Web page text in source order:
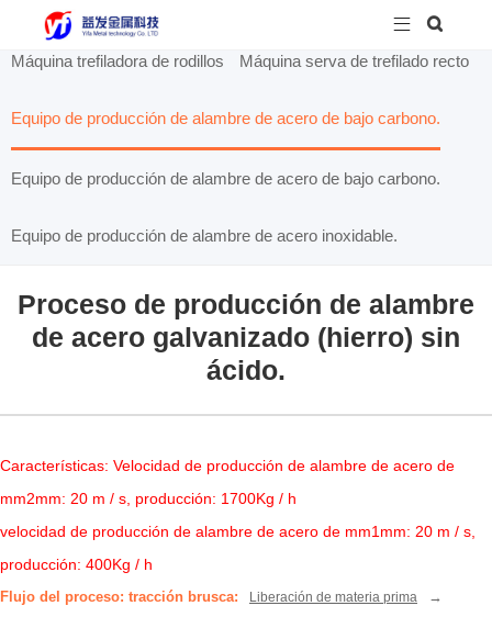
 
Máquina trefiladora de rodillos Máquina serva de trefilado recto
Equipo de producción de alambre de acero de bajo carbono.
Equipo de producción de alambre de acero de bajo carbono.
Equipo de producción de alambre de acero inoxidable.
Proceso de producción de alambre
de acero galvanizado (hierro) sin
ácido.
Características: Velocidad de producción de alambre de acero de
mm2mm: 20 m / s, producción: 1700Kg / h
velocidad de producción de alambre de acero de mm1mm: 20 m / s,
producción: 400Kg / h
Flujo del proceso: tracción brusca: Liberación de materia prima →